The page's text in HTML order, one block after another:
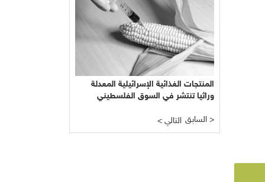
المنتجات الغذائية الإسرائيلية المعدلة
وراثيا تنتشر في السوق الفلسطيني
< التالي السابق >